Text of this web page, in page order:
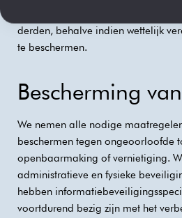
derden, behalve indien wettelijk
te beschermen.
Bescherming
We nemen alle nodige
beschermen tegen ongeoorloofde
openbaarmaking of vernietiging.
administratieve en fysieke
hebben
voortdurend bezig zijn met het